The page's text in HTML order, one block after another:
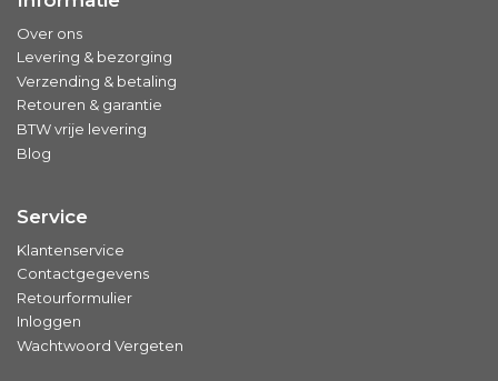
Over ons
Levering & bezorging
Verzending & betaling
Retouren & garantie
BTW vrije levering
Blog
Service
Klantenservice
Contactgegevens
Retourformulier
Inloggen
Wachtwoord Vergeten